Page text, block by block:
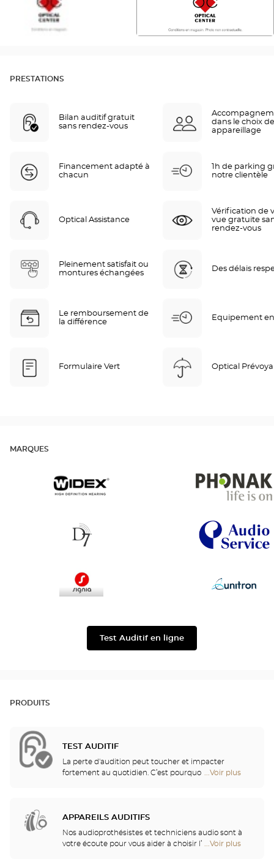
PRESTATIONS
Bilan auditif gratuit
sans rendez-vous
dans le choix
appareillage
Financement adapté à
chacun
1h de parking
notre clientèle
Optical Assistance
Vérification de
vue gratuite
rendez-vous
Pleinement satisfait ou
montures échangées
Des délais
Le remboursement de
la différence
Equipement en
Formulaire Vert Optical
MARQUES
Test Auditif en ligne
PRODUITS
TEST AUDITIF
La perte d'audition peut toucher et impacter
fortement au quotidien. C’est pourquoi nous vous
traduisant par des fréquences de sons gênantes
...Voir plus
de
Optical
Center
APPAREILS AUDITIFS
Nos audioprothésistes et techniciens audio sont à
votre écoute pour vous aider à choisir l’appareil
...Voir plus
de